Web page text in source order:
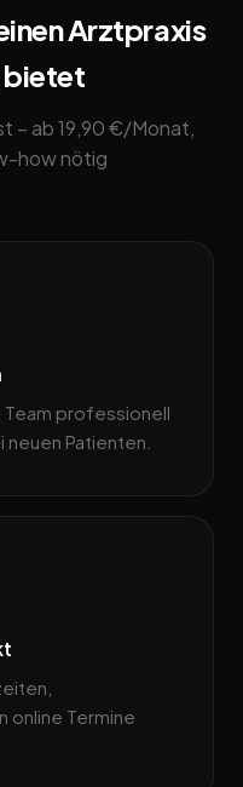
Arztpraxis
bietet
– ab 19,90 €/Monat,
how nötig
Team professionell
Patienten.
online Termine